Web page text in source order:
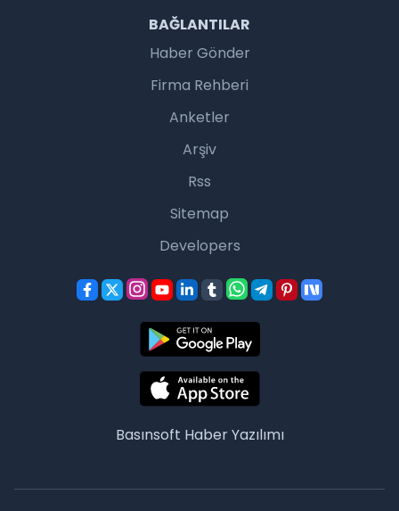
BAĞLANTILAR
Haber Gönder
Firma Rehberi
Anketler
Arşiv
Rss
Sitemap
Developers
Basınsoft Haber Yazılımı